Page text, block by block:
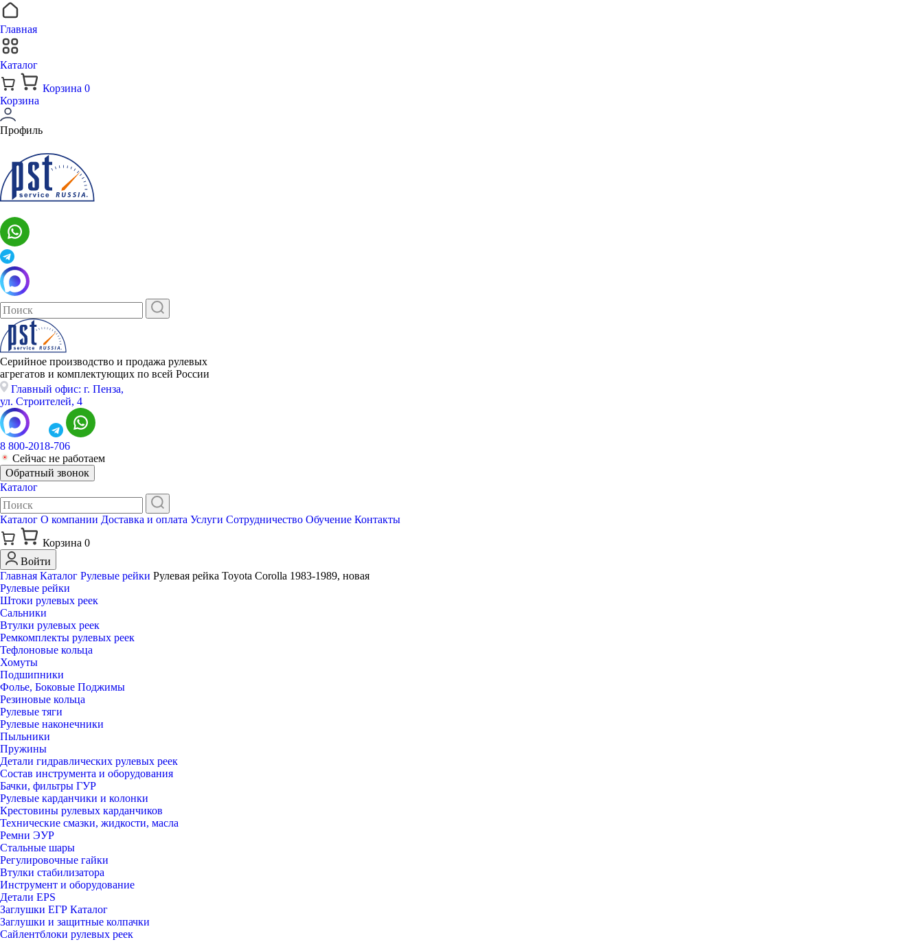
Главная
Каталог
Корзина 0
Корзина
Профиль
Серийное производство и продажа рулевых
агрегатов и комплектующих по всей России
Главный офис: г. Пенза,
ул. Строителей, 4
8 800-2018-706
Сейчас не работаем
Обратный звонок
Каталог
Каталог О компании Доставка и оплата Услуги Сотрудничество Обучение Контакты
Корзина 0
Войти
Главная Каталог Рулевые рейки Рулевая рейка Toyota Corolla 1983-1989, новая
Рулевые рейки
Штоки рулевых реек
Сальники
Втулки рулевых реек
Ремкомплекты рулевых реек
Тефлоновые кольца
Хомуты
Подшипники
Фолье, Боковые Поджимы
Резиновые кольца
Рулевые тяги
Рулевые наконечники
Пыльники
Пружины
Детали гидравлических рулевых реек
Состав инструмента и оборудования
Бачки, фильтры ГУР
Рулевые карданчики и колонки
Крестовины рулевых карданчиков
Технические смазки, жидкости, масла
Ремни ЭУР
Стальные шары
Регулировочные гайки
Втулки стабилизатора
Инструмент и оборудование
Детали EPS
Заглушки ЕГР Каталог
Заглушки и защитные колпачки
Сайлентблоки рулевых реек